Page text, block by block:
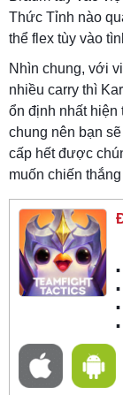
Thức Tỉnh nào
thể flex tùy vào
Nhìn chung, với
nhiều carry thì
ổn định nhất hiện
chung nên bạn
cấp hết được
muốn chiến